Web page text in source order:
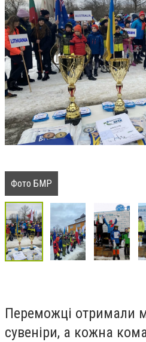
Фото БМР
Переможці отримали
сувеніри, а кожна